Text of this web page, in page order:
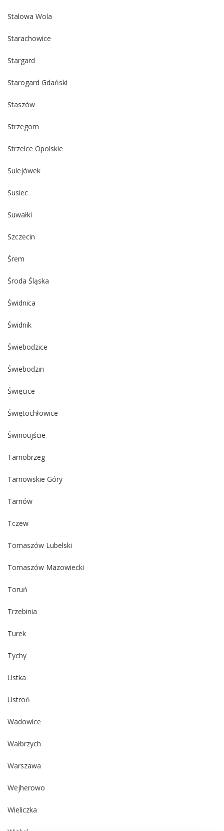
Stalowa Wola
Starachowice
Stargard
Starogard Gdański
Staszów
Strzegom
Strzelce Opolskie
Sulejówek
Susiec
Suwałki
Szczecin
Śrem
Środa Śląska
Świdnica
Świdnik
Świebodzice
Świebodzin
Święcice
Świętochłowice
Świnoujście
Tarnobrzeg
Tarnowskie Góry
Tarnów
Tczew
Tomaszów Lubelski
Tomaszów Mazowiecki
Toruń
Trzebinia
Turek
Tychy
Ustka
Ustroń
Wadowice
Wałbrzych
Warszawa
Wejherowo
Wieliczka